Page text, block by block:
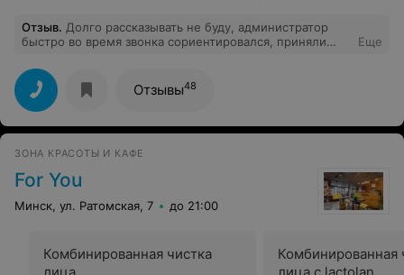
Отзыв. Долго рассказывать не буду, администратор
быстро во время звонка сориентировался, приняли
пару вопросов и сделал всё из 10-ти возможных
баллов на 15. Благодарю.
Еще
Отзывы48
ЗОНА КРАСОТЫ И КАФЕ
For You
Минск, ул. Ратомская, 7 до 21:00
Комбинированная чистка
лица
Комбинированная
лица с lactolan